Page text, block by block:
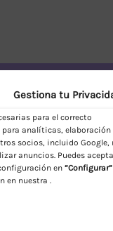
Gestiona tu
para el correcto
analíticas, elaboración
socios, incluido Google,
anuncios. Puedes
en “Configurar”
en nuestra .
España